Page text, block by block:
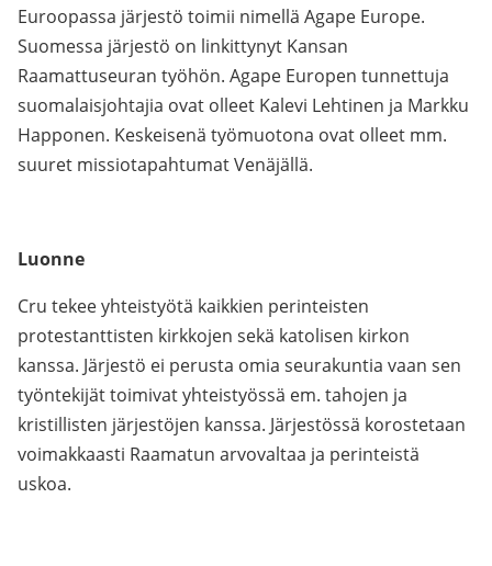
Euroopassa järjestö toimii nimellä Agape Europe.
Suomessa järjestö on linkittynyt Kansan
Raamattuseuran työhön. Agape Europen tunnettuja
suomalaisjohtajia ovat olleet Kalevi Lehtinen ja Markku
Happonen. Keskeisenä työmuotona ovat olleet mm.
suuret missiotapahtumat Venäjällä.
Luonne
Cru tekee yhteistyötä kaikkien perinteisten
protestanttisten kirkkojen sekä katolisen kirkon
kanssa. Järjestö ei perusta omia seurakuntia vaan sen
työntekijät toimivat yhteistyössä em. tahojen ja
kristillisten järjestöjen kanssa. Järjestössä korostetaan
voimakkaasti Raamatun arvovaltaa ja perinteistä
uskoa.